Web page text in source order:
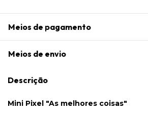
Meios de pagamento
Meios de envio
Descrição
Mini Pixel "As melhores coisas"